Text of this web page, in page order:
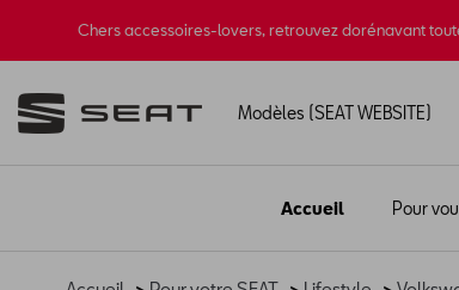
Chers accessoires-lovers, retrouvez dorénavant
Modèles (SEAT WEBSITE)
Accueil Pour